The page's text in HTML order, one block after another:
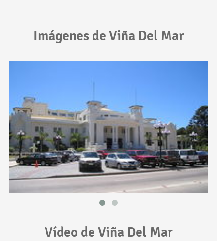
Imágenes de Viña Del Mar
Vídeo de Viña Del Mar